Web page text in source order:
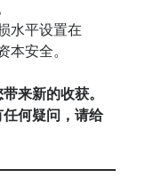
水平设置在
本安全。
来新的收获。
何疑问，请给